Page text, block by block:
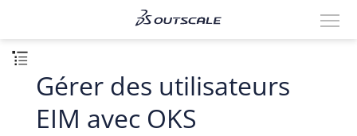
Gérer des utilisateurs
EIM avec OKS